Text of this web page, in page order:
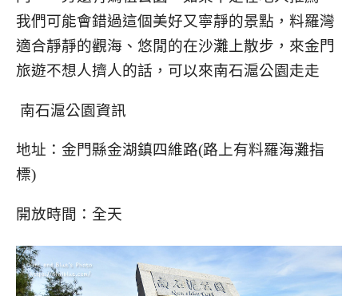
我們可能會錯過這個美好又寧靜的景點，料羅灣
適合靜靜的觀海、悠閒的在沙灘上散步，來金門
旅遊不想人擠人的話，可以來南石滬公園走走
南石滬公園資訊
地址：金門縣金湖鎮四維路(路上有料羅海灘指
標)
開放時間：全天